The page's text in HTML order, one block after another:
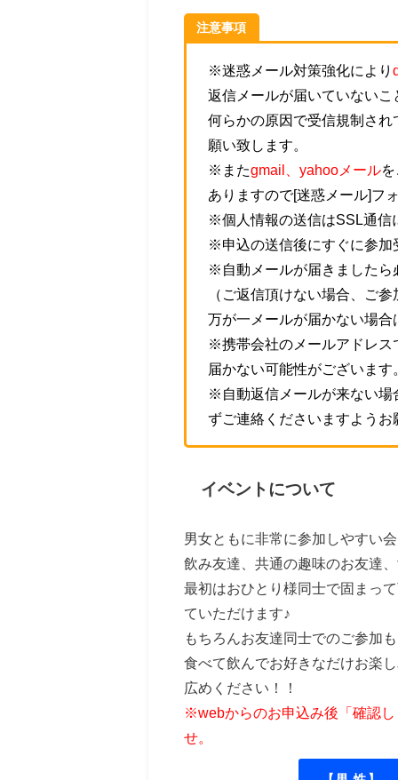
注意事項
※迷惑メール対策強化により
返信メールが届いていない
何らかの原因で受信規制さ
願い致します。
※またgmail、yahooメール
ありますので[迷惑メール]フ
※個人情報の送信はSSL通信
※申込の送信後にすぐに参加
※自動メールが届きましたら
（ご返信頂けない場合、ご
万が一メールが届かない場
※携帯会社のメールアドレス
届かない可能性がございます
※自動返信メールが来ない場
ずご連絡くださいますようお
イベントについて
男女ともに非常に参加しやすい
飲み友達、共通の趣味のお友達
最初はおひとり様同士で固まっ
ていただけます♪
もちろんお友達同士でのご参加
食べて飲んでお好きなだけお楽
広めください！！
※webからのお申込み後「確認
せ。